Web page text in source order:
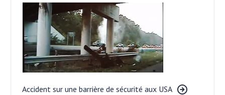
Accident sur une barrière de sécurité aux USA